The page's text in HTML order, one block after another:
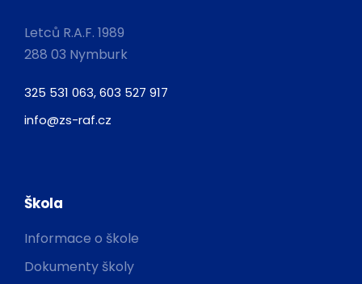
Letců R.A.F. 1989
288 03 Nymburk
325 531 063, 603 527 917
info@zs-raf.cz
Škola
Informace o škole
Dokumenty školy